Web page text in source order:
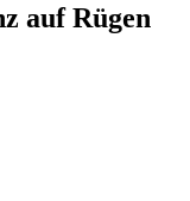
auf Rügen